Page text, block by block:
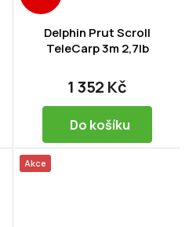
Delphin Prut Scroll
TeleCarp 3m 2,7lb
1 352 Kč
Do košíku
Akce